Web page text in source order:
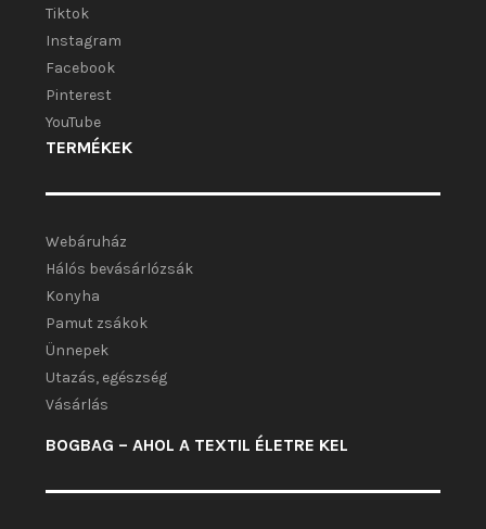
Tiktok
Instagram
Facebook
Pinterest
YouTube
TERMÉKEK
Webáruház
Hálós bevásárlózsák
Konyha
Pamut zsákok
Ünnepek
Utazás, egészség
Vásárlás
BOGBAG – AHOL A TEXTIL ÉLETRE KEL